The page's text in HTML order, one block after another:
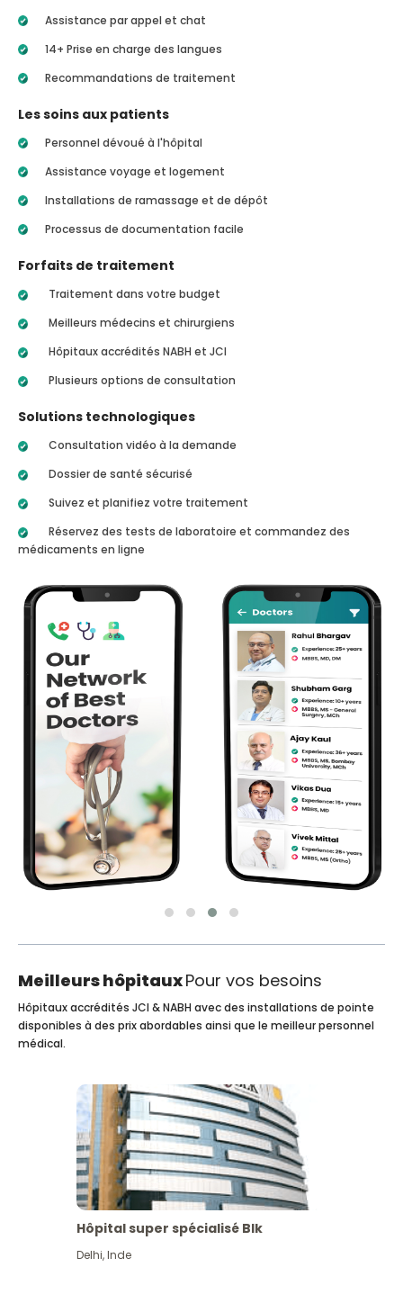
Assistance par appel et chat
14+ Prise en charge des langues
Recommandations de traitement
Les soins aux patients
Personnel dévoué à l'hôpital
Assistance voyage et logement
Installations de ramassage et de dépôt
Processus de documentation facile
Forfaits de traitement
Traitement dans votre budget
Meilleurs médecins et chirurgiens
Hôpitaux accrédités NABH et JCI
Plusieurs options de consultation
Solutions technologiques
Consultation vidéo à la demande
Dossier de santé sécurisé
Suivez et planifiez votre traitement
Réservez des tests de laboratoire et commandez des
médicaments en ligne
Meilleurs hôpitauxPour vos besoins
Hôpitaux accrédités JCI & NABH avec des installations de pointe
disponibles à des prix abordables ainsi que le meilleur personnel
médical.
Hôpital super spécialisé Blk
Delhi,Inde